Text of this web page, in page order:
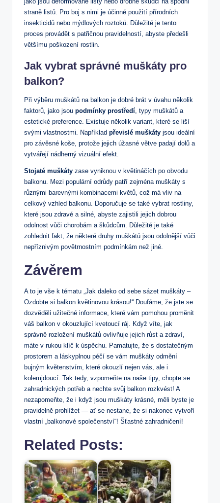
straně listů. Pro boj s nimi je účinné použití přírodních
insekticidů nebo mýdlových roztoků. Důležité je tento
proces provádět s patřičnou pravidelností, abyste předešli
většímu poškození rostlin.
Jak vybrat správné muškáty pro
balkon?
Při výběru muškátů na balkon je dobré brát v úvahu několik
faktorů, jako jsou podmínky prostředí, typy muškátů a
estetické preference. Existuje několik variant, které se liší
svými vlastnostmi. Například převislé muškáty jsou ideální
pro závěsné koše, protože jejich úžasné větve padají dolů a
vytvářejí nádherný vizuální efekt.
Stojaté muškáty zase vyniknou v květináčích po obvodu
balkonu. Mezi populární odrůdy patří zejména muškáty s
různými barevnými kombinacemi květů, což má vliv na
celkový vzhled balkonu. Doporučuje se také vybrat rostliny,
které jsou zdravé a silné, abyste zajistili jejich dobrou
odolnost vůči chorobám a škůdcům. Důležité je také
zohlednit fakt, že některé druhy muškátů jsou odolnější vůči
nepříznivým povětrnostním podmínkám než jiné.
Závěrem
A to je vše k tématu „Jak daleko od sebe sázet muškáty –
Ozdobte si balkon květinovou krásou!“ Doufáme, že jste se
dozvěděli užitečné informace, které vám pomohou proměnit
váš balkon v okouzlující kvetoucí ráj. Když víte, jak
správně rozložení muškátů ovlivňuje jejich růst a zdraví,
máte v rukou klíč k úspěchu. Pamatujte, že s dostatečným
prostorem a láskyplnou péčí se vám muškáty odmění
bujným květenstvím, které okouzlí nejen vás, ale i
kolemjdoucí. Tak tedy, vzpomeňte na naše tipy, chopte se
zahradnických potřeb a nechte svůj balkon rozkvést! A
nezapomeňte, že i když jsou muškáty krásné, měli byste je
pravidelně prohlížet — ať se nestane, že si nakonec vytvoří
vlastní „balkonové společenství“! Šťastné zahradničení!
Related Posts: